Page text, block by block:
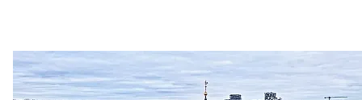
Zastanem se 03. 08. 2026